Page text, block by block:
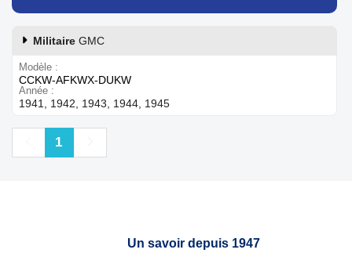
Militaire GMC
Modèle
CCKW-AFKWX-DUKW
Année
1941, 1942, 1943, 1944, 1945
Précédent
1
Un savoir depuis 1947